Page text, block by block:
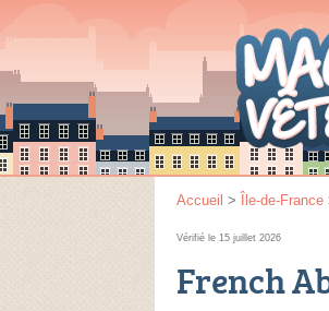
Accueil > Île-de-France
Vérifié le 15 juillet 2026
French